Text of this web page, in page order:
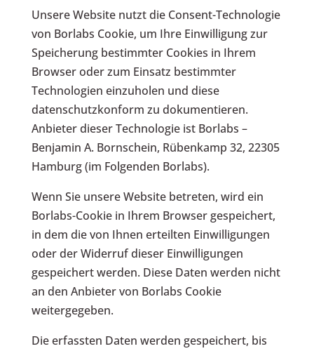
Unsere Website nutzt die Consent-Technologie
von Borlabs Cookie, um Ihre Einwilligung zur
Speicherung bestimmter Cookies in Ihrem
Browser oder zum Einsatz bestimmter
Technologien einzuholen und diese
datenschutzkonform zu dokumentieren.
Anbieter dieser Technologie ist Borlabs –
Benjamin A. Bornschein, Rübenkamp 32, 22305
Hamburg (im Folgenden Borlabs).
Wenn Sie unsere Website betreten, wird ein
Borlabs-Cookie in Ihrem Browser gespeichert,
in dem die von Ihnen erteilten Einwilligungen
oder der Widerruf dieser Einwilligungen
gespeichert werden. Diese Daten werden nicht
an den Anbieter von Borlabs Cookie
weitergegeben.
Die erfassten Daten werden gespeichert, bis